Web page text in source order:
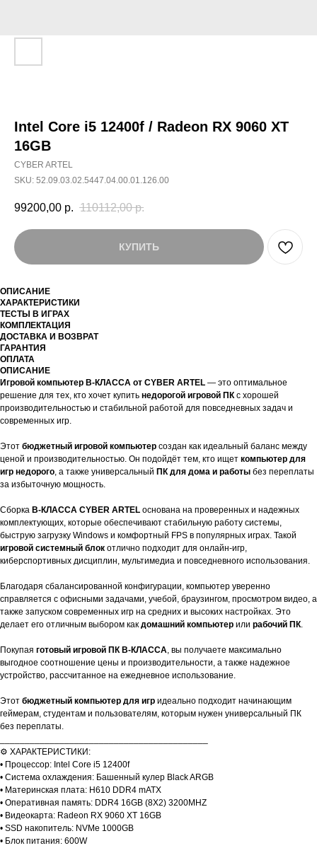
Intel Core i5 12400f / Radeon RX 9060 XT
16GB
CYBER ARTEL
SKU: 52.09.03.02.5447.04.00.01.126.00
99200,00 р. 110112,00 р.
КУПИТЬ
ОПИСАНИЕ
ХАРАКТЕРИСТИКИ
ТЕСТЫ В ИГРАХ
КОМПЛЕКТАЦИЯ
ДОСТАВКА И ВОЗВРАТ
ГАРАНТИЯ
ОПЛАТА
ОПИСАНИЕ
Игровой компьютер B-КЛАССА от CYBER ARTEL — это оптимальное
решение для тех, кто хочет купить недорогой игровой ПКс хорошей
производительностью и стабильной работой для повседневных задач и
современных игр.
Этот бюджетный игровой компьютер создан как идеальный баланс между
ценой и производительностью. Он подойдёт тем, кто ищет компьютер для
игр недорого, а также универсальный ПК для дома и работы без переплаты
за избыточную мощность.
Сборка B-КЛАССА CYBER ARTEL основана на проверенных и надежных
комплектующих, которые обеспечивают стабильную работу системы,
быструю загрузку Windows и комфортный FPS в популярных играх. Такой
игровой системный блок отлично подходит для онлайн-игр,
киберспортивных дисциплин, мультимедиа и повседневного использования.
Благодаря сбалансированной конфигурации, компьютер уверенно
справляется с офисными задачами, учебой, браузингом, просмотром видео, а
также запуском современных игр на средних и высоких настройках. Это
делает его отличным выбором как домашний компьютер или рабочий ПК.
Покупая готовый игровой ПК B-КЛАССА, вы получаете максимально
выгодное соотношение цены и производительности, а также надежное
устройство, рассчитанное на ежедневное использование.
Этот бюджетный компьютер для игр идеально подходит начинающим
геймерам, студентам и пользователям, которым нужен универсальный ПК
без переплаты.
⚙️ ХАРАКТЕРИСТИКИ:
• Процессор: Intel Core i5 12400f
• Система охлаждения: Башенный кулер Black ARGB
• Материнская плата: H610 DDR4 mATX
• Оперативная память: DDR4 16GB (8X2) 3200MHZ
• Видеокарта: Radeon RX 9060 XT 16GB
• SSD накопитель: NVMe 1000GB
• Блок питания: 600W